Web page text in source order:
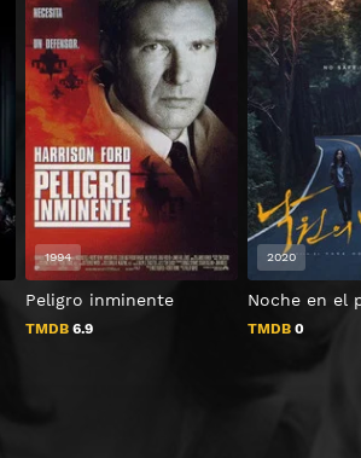
Peligro inminente
TMDB6.9
1994
Noche en el
TMDB0
2020